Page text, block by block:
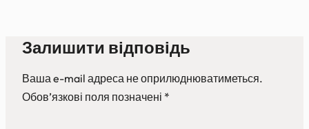
Залишити відповідь
Ваша e-mail адреса не оприлюднюватиметься.
Обов’язкові поля позначені *